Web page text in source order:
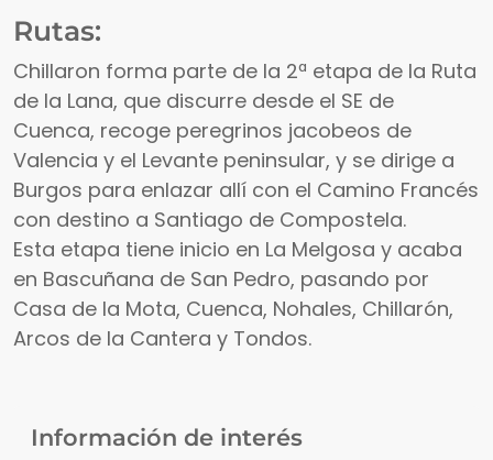
Rutas:
Chillaron forma parte de la 2ª etapa de la Ruta
de la Lana, que discurre desde el SE de
Cuenca, recoge peregrinos jacobeos de
Valencia y el Levante peninsular, y se dirige a
Burgos para enlazar allí con el Camino Francés
con destino a Santiago de Compostela.
Esta etapa tiene inicio en La Melgosa y acaba
en Bascuñana de San Pedro, pasando por
Casa de la Mota, Cuenca, Nohales, Chillarón,
Arcos de la Cantera y Tondos.
Información de interés